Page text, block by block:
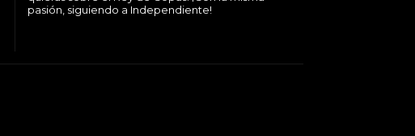
pasión, siguiendo a Independiente!